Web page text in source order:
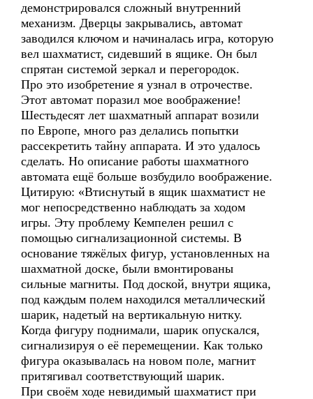
демонстрировался сложный внутренний
механизм. Дверцы закрывались, автомат
заводился ключом и начиналась игра, которую
вел шахматист, сидевший в ящике. Он был
спрятан системой зеркал и перегородок.
Про это изобретение я узнал в отрочестве.
Этот автомат поразил мое воображение!
Шестьдесят лет шахматный аппарат возили
по Европе, много раз делались попытки
рассекретить тайну аппарата. И это удалось
сделать. Но описание работы шахматного
автомата ещё больше возбудило воображение.
Цитирую: «Втиснутый в ящик шахматист не
мог непосредственно наблюдать за ходом
игры. Эту проблему Кемпелен решил с
помощью сигнализационной системы. В
основание тяжёлых фигур, установленных на
шахматной доске, были вмонтированы
сильные магниты. Под доской, внутри ящика,
под каждым полем находился металлический
шарик, надетый на вертикальную нитку.
Когда фигуру поднимали, шарик опускался,
сигнализируя о её перемещении. Как только
фигура оказывалась на новом поле, магнит
притягивал соответствующий шарик.
При своём ходе невидимый шахматист при